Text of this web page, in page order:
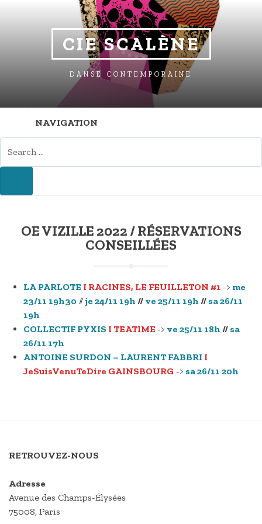
CIE SCALÈNE
DANSE CONTEMPORAINE
NAVIGATION
FOR:
OE VIZILLE 2022 / RÉSERVATIONS
CONSEILLÉES
LA PARLOTE I RACINES, LE FEUILLETON #1 -> me
23/11 19h30 // je 24/11 19h // ve 25/11 19h // sa 26/11
19h
COLLECTIF PYXIS I TEATIME -> ve 25/11 18h // sa
26/11 17h
ANTOINE SURDON – LAURENT FABBRI I
JeSuisVenuTeDire GAINSBOURG -> sa 26/11 20h
RETROUVEZ-NOUS
Adresse
Avenue des Champs-Élysées
75008, Paris